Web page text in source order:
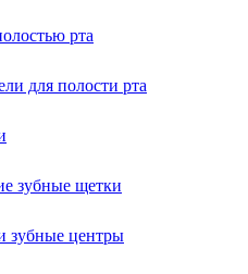
рта
для полости рта
зубные щетки
зубные центры